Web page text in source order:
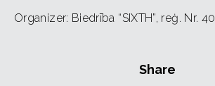
Organizer: Biedrība “SIXTH”, reģ. Nr.
Share